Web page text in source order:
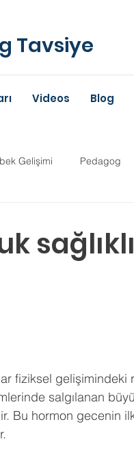
Tavsiye
Videos Blog
Gelişimi Pedagog
sağlıklı
fiziksel gelişimindeki
salgılanan
hormon gecenin ilk